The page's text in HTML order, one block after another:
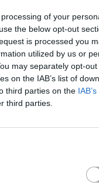
of your
the below opt-out
is processed you
utilized by us or
may separately opt-
on the IAB’s list of
third parties on the
third parties.
στο
με